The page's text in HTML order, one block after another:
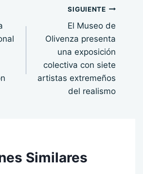
SIGUIENTE
El Museo de
Olivenza presenta
una exposición
colectiva con siete
artistas extremeños
del realismo
Similares